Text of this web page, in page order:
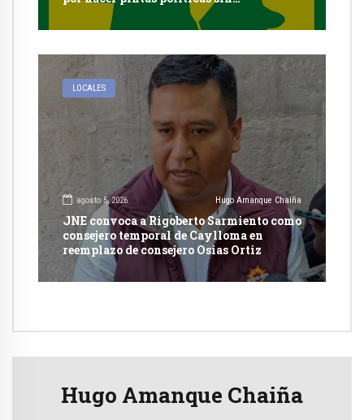
autorización en Cayma
LOCALES
agosto 5, 2026 Hugo Amanque Chaiña
JNE convoca a Rigoberto Sarmiento como
consejero temporal de Caylloma en
reemplazo de consejero Osias Ortiz
Hugo Amanque Chaiña